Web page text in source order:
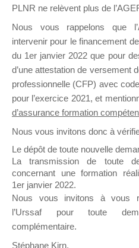
Ce groupe est destiné
Formation qui souhaitent
Propositions Mallette du
Ce groupe propose un
sur lequel il est possible
ou poser une question.
NB : Il est nécessaire
pouvoir rejoindre ce
PLNR ne relèvent plus de
Nous vous rappelons que
intervenir pour le financement
du 1er janvier 2022 que pour
d’une attestation de versement
professionnelle (CFP) avec
pour l’exercice 2021, et
d’assurance formation
Nous vous invitons donc à
Le dépôt de toute nouvelle
La transmission de toute
concernant une formation
1er janvier 2022.
Nous vous invitons à vous
l’Urssaf pour toute
complémentaire.
Stéphane Kirn,